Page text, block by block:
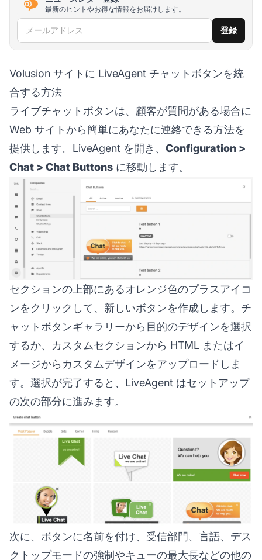
最新のヒントやお得な情報をお届けします。
メールアドレス 登録
Volusion サイトに LiveAgent チャットボタンを統
合する方法
ライブチャットボタンは、顧客が質問がある場合に
Web サイトから簡単にあなたに連絡できる方法を
提供します。LiveAgent を開き、 Configuration >
Chat > Chat Buttons に移動します。
セクションの上部にあるオレンジ色のプラスアイコ
ンをクリックして、新しいボタンを作成します。チ
ャットボタンギャラリーから目的のデザインを選択
するか、カスタムセクションから HTML またはイ
メージからカスタムデザインをアップロードしま
す。選択が完了すると、LiveAgent はセットアップ
の次の部分に進みます。
次に、ボタンに名前を付け、受信部門、言語、デス
クトップモードの強制やキューの最大長などの他の